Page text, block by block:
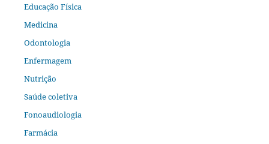
Educação Física
Medicina
Odontologia
Enfermagem
Nutrição
Saúde coletiva
Fonoaudiologia
Farmácia